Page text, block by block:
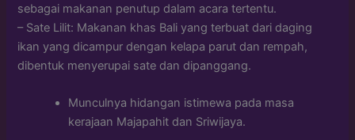
sebagai makanan penutup dalam acara tertentu.
– Sate Lilit: Makanan khas Bali yang terbuat dari daging
ikan yang dicampur dengan kelapa parut dan rempah,
dibentuk menyerupai sate dan dipanggang.
Munculnya hidangan istimewa pada masa
kerajaan Majapahit dan Sriwijaya.